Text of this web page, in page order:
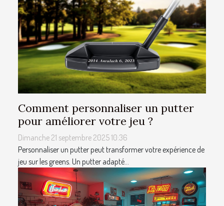
Comment personnaliser un putter
pour améliorer votre jeu ?
Dimanche 21 septembre 2025 10:36
Personnaliser un putter peut transformer votre expérience de
jeu sur les greens. Un putter adapté...